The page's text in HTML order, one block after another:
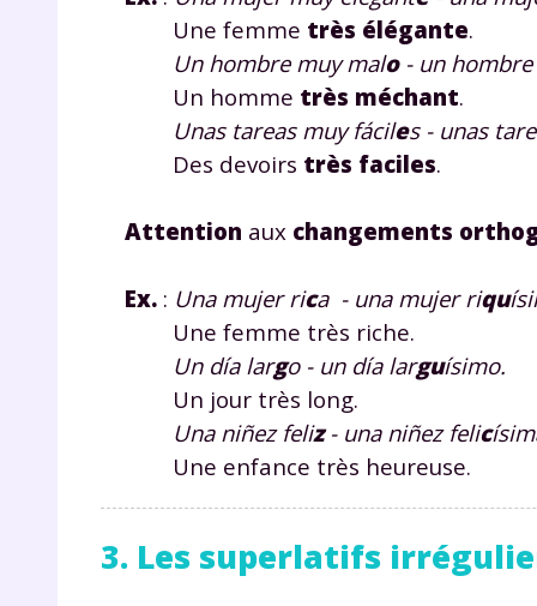
Une femme très élégante.
Un hombre muy malo- un hombre
Un homme très méchant.
Unas tareas muy fáciles - unas
Des devoirs très faciles.
Attention aux changements
Ex. : Una mujer rica - una mujer riqu
Une femme très riche.
Un día largo - un día larguísimo.
Un jour très long.
Una niñez feliz- una niñez felic
Une enfance très heureuse.
3. Les superlatifs